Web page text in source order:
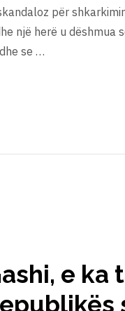
për
një herë u dëshmua
se …
e ka